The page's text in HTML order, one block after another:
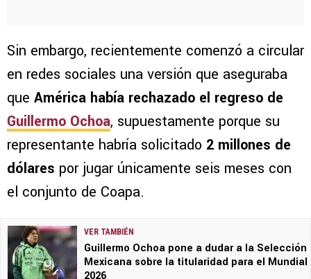
Sin embargo, recientemente comenzó a circular
en redes sociales una versión que aseguraba
que América había rechazado el regreso de
Guillermo Ochoa, supuestamente porque su
representante habría solicitado 2 millones de
dólares por jugar únicamente seis meses con
el conjunto de Coapa.
VER TAMBIÉN
Guillermo Ochoa pone a dudar a la Selección
Mexicana sobre la titularidad para el Mundial
2026